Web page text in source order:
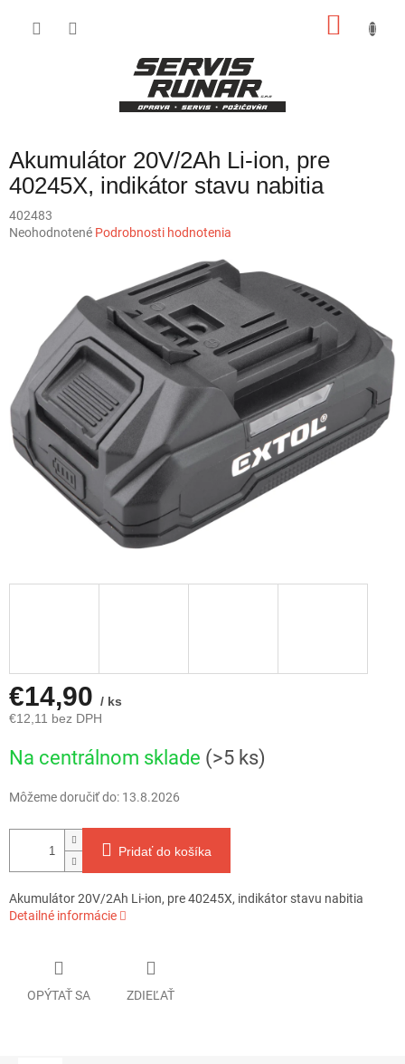
Akumulátor 20V/2Ah Li-ion, pre
40245X, indikátor stavu nabitia
402483
Priemerné
hviezdičiek.
Neohodnotené Podrobnosti hodnotenia
€14,90 / ks
€12,11 bez DPH
cena:
Na centrálnom sklade (>5 ks)
Môžeme doručiť do: 13.8.2026
Pridať do košíka
Akumulátor 20V/2Ah Li-ion, pre 40245X, indikátor stavu nabitia
Detailné informácie
OPÝTAŤ SA ZDIEĽAŤ